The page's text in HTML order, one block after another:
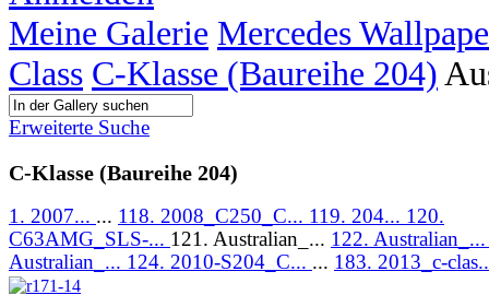
Meine Galerie Mercedes
Class C-Klasse (Baureihe 204)
Erweiterte Suche
C-Klasse (Baureihe 204)
1. 2007... ... 118. 2008_C250_C... 119. 204... 120.
C63AMG_SLS-... 121. Australian_... 122.
Australian_... 124. 2010-S204_C... ... 183. 2013_c-